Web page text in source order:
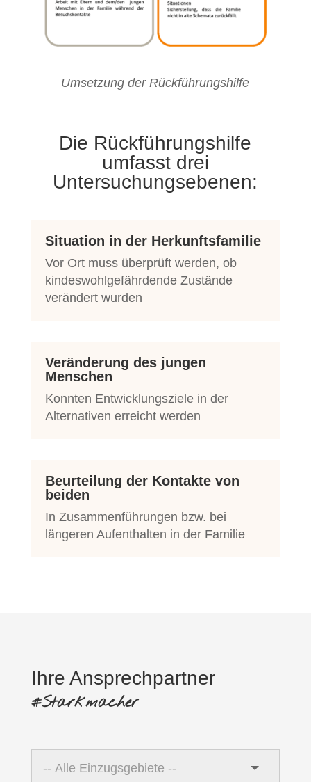
Umsetzung der Rückführungshilfe
Die Rückführungshilfe
umfasst drei
Untersuchungsebenen:
Situation in der Herkunftsfamilie
Vor Ort muss überprüft werden, ob
kindeswohlgefährdende Zustände
verändert wurden
Veränderung des jungen
Menschen
Konnten Entwicklungsziele in der
Alternativen erreicht werden
Beurteilung der Kontakte von
beiden
In Zusammenführungen bzw. bei
längeren Aufenthalten in der Familie
Ihre Ansprechpartner
#Starkmacher